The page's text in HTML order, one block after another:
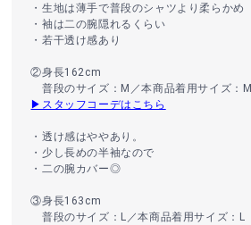
・生地は薄手で普段のシャツより柔らかめ
・袖は二の腕隠れるくらい
・若干透け感あり
②身長162cm
普段のサイズ：M／本商品着用サイズ：M
▶スタッフコーデはこちら
・透け感はややあり。
・少し長めの半袖なので
・二の腕カバー◎
③身長163cm
普段のサイズ：L／本商品着用サイズ：L